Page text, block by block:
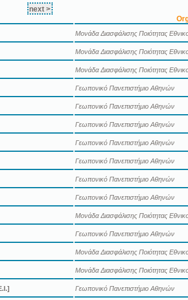
next >
Μονάδα Διασφάλισης Ποιότητας
Μονάδα Διασφάλισης Ποιότητας
Μονάδα Διασφάλισης Ποιότητας
Γεωπονικό Πανεπιστήμιο Αθηνών
Γεωπονικό Πανεπιστήμιο Αθηνών
Γεωπονικό Πανεπιστήμιο Αθηνών
Γεωπονικό Πανεπιστήμιο Αθηνών
Γεωπονικό Πανεπιστήμιο Αθηνών
Γεωπονικό Πανεπιστήμιο Αθηνών
Γεωπονικό Πανεπιστήμιο Αθηνών
Μονάδα Διασφάλισης Ποιότητας
Γεωπονικό Πανεπιστήμιο Αθηνών
Μονάδα Διασφάλισης Ποιότητας
Μονάδα Διασφάλισης Ποιότητας
Γεωπονικό Πανεπιστήμιο Αθηνών